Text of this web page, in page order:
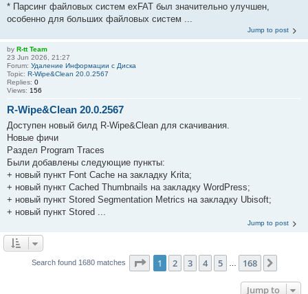
* Парсинг файловых систем exFAT был значительно улучшен,
особенно для больших файловых систем ...
Jump to post
by R-tt Team
23 Jun 2026, 21:27
Forum: Удаление Информации с Диска
Topic: R-Wipe&Clean 20.0.2567
Replies: 0
Views: 156
R-Wipe&Clean 20.0.2567
Доступен новый билд R-Wipe&Clean для скачивания.
Новые фичи
Раздел Program Traces
Были добавлены следующие пункты:
+ новый пункт Font Cache на закладку Krita;
+ новый пункт Cached Thumbnails на закладку WordPress;
+ новый пункт Stored Segmentation Metrics на закладку Ubisoft;
+ новый пункт Stored ...
Jump to post
Search found 1680 matches Page 1of 168
1 2 3 4 5 168
Jump to